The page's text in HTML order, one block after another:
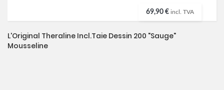
69,90 € incl. TVA
L'Original Theraline Incl.taie Dessin 200 "Sauge"
Mousseline